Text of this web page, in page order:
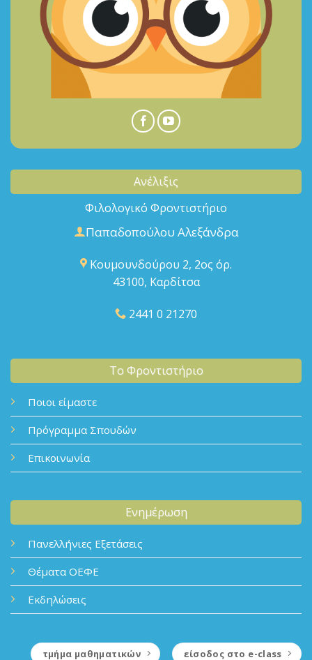
Ανέλιξις
Φιλολογικό Φροντιστήριο
Παπαδοπούλου Αλεξάνδρα
Κουμουνδούρου 2, 2ος όρ.
43100, Καρδίτσα
2441 0 21270
Το Φροντιστήριο
Ποιοι είμαστε
Πρόγραμμα Σπουδών
Επικοινωνία
Ενημέρωση
Πανελλήνιες Εξετάσεις
Θέματα ΟΕΦΕ
Εκδηλώσεις
τμήμα μαθηματικών είσοδος στο e-class